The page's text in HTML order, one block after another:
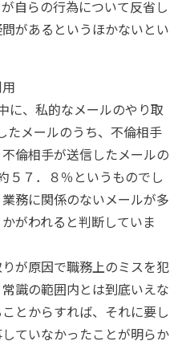
自らの行為について反省し
があるというほかないとい
に、私的なメールのやり取
たメールのうち、不倫相手
倫相手が送信したメールの
５７．８％というものでし
務に関係のないメールが多
がわれると判断していま
が原因で職務上のミスを犯
識の範囲内とは到底いえな
とからすれば、それに要し
ていなかったことが明らか